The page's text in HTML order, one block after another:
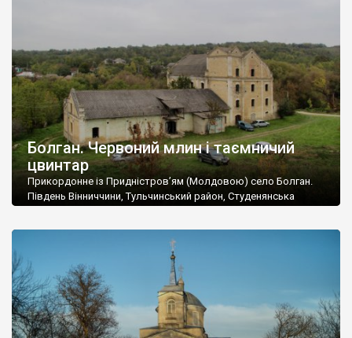
Болган. Червоний млин і таємничий
цвинтар
Прикордонне із Придністров’ям (Молдовою) село Болган.
Південь Вінниччини, Тульчинський район, Студенянська
старовинний цвинтар із кам’яними хрестами. Всі епітафії, які
збереглися, написані кирилицею, церковнослов’янською
мовою. За всіма традиційними ознаками – цвинтар
український. Хрести датуються 19 століттям. У 1924-1940
роках Болган […]